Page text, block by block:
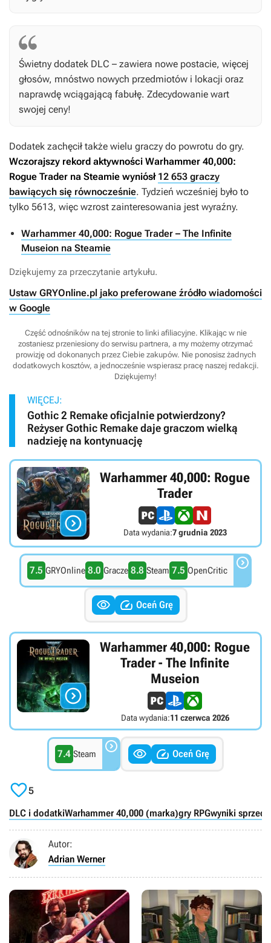
Świetny dodatek DLC – zawiera nowe postacie, więcej
głosów, mnóstwo nowych przedmiotów i lokacji oraz
naprawdę wciągającą fabułę. Zdecydowanie wart
swojej ceny!
Dodatek zachęcił także wielu graczy do powrotu do gry.
Wczorajszy rekord aktywności Warhammer 40,000:
Rogue Trader na Steamie wyniósł 12 653 graczy
bawiących się równocześnie. Tydzień wcześniej było to
tylko 5613, więc wzrost zainteresowania jest wyraźny.
Warhammer 40,000: Rogue Trader – The Infinite
Museion na Steamie
Dziękujemy za przeczytanie artykułu.
Ustaw GRYOnline.pl jako preferowane źródło wiadomości
w Google
Część odnośników na tej stronie to linki afiliacyjne. Klikając w nie
zostaniesz przeniesiony do serwisu partnera, a my możemy otrzymać
prowizję od dokonanych przez Ciebie zakupów. Nie ponosisz żadnych
dodatkowych kosztów, a jednocześnie wspierasz pracę naszej redakcji.
Dziękujemy!
WIĘCEJ:
Gothic 2 Remake oficjalnie potwierdzony?
Reżyser Gothic Remake daje graczom wielką
nadzieję na kontynuację

Warhammer 40,000: Rogue
Trader
Data wydania:7 grudnia 2023
7.5 GRYOnline 8.0 Gracze 8.8 Steam 7.5 OpenCritic 
  Oceń Grę

Warhammer 40,000: Rogue
Trader - The Infinite
Museion
Data wydania:11 czerwca 2026
7.4 Steam    Oceń Grę
5
DLC i dodatkiWarhammer 40,000 (marka)gry RPGwyniki
Autor:
Adrian Werner